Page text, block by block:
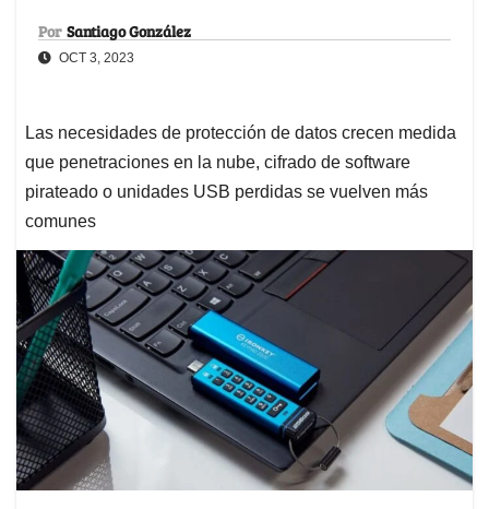
Por Santiago González
OCT 3, 2023
Las necesidades de protección de datos crecen medida
que penetraciones en la nube, cifrado de software
pirateado o unidades USB perdidas se vuelven más
comunes